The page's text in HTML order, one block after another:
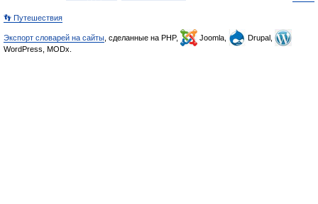
👣 Путешествия
Экспорт словарей на сайты , сделанные на PHP, Joomla,
Drupal,
WordPress, MODx.